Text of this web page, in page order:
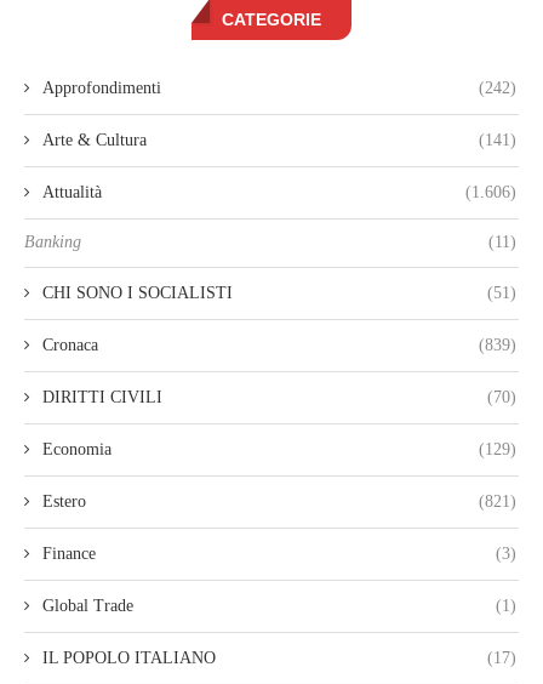
CATEGORIE
Approfondimenti (242)
Arte & Cultura (141)
Attualità (1.606)
Banking (11)
CHI SONO I SOCIALISTI (51)
Cronaca (839)
DIRITTI CIVILI (70)
Economia (129)
Estero (821)
Finance (3)
Global Trade (1)
IL POPOLO ITALIANO (17)